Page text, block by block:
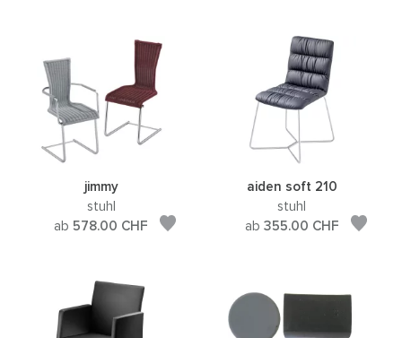
jimmy
stuhl
ab 578.00 CHF
aiden soft 210
stuhl
ab 355.00 CHF